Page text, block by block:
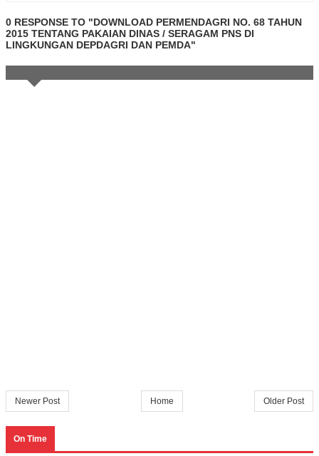
0 RESPONSE TO "DOWNLOAD PERMENDAGRI NO. 68 TAHUN
2015 TENTANG PAKAIAN DINAS / SERAGAM PNS DI
LINGKUNGAN DEPDAGRI DAN PEMDA"
Newer Post Older Post
Home
On Time